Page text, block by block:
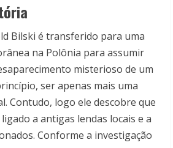
Bilski é transferido para uma
na Polônia para assumir
misterioso de um
ser apenas mais uma
Contudo, logo ele descobre que
a antigas lendas locais e a
Conforme a investigação